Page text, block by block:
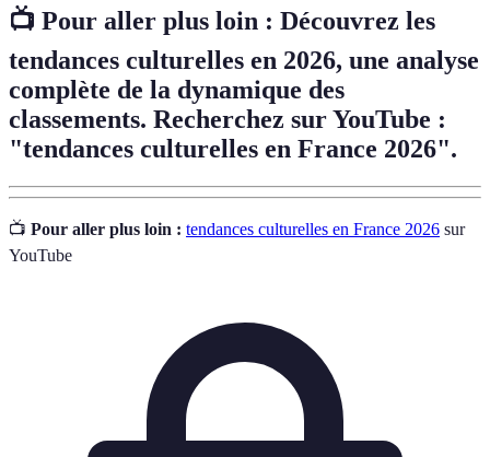
📺 Pour aller plus loin : Découvrez les
tendances culturelles en 2026, une analyse
complète de la dynamique des
classements. Recherchez sur YouTube :
"tendances culturelles en France 2026".
📺 Pour aller plus loin : tendances culturelles en France 2026 sur
YouTube